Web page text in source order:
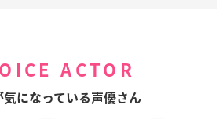
ACTOR
気になっている声優さん